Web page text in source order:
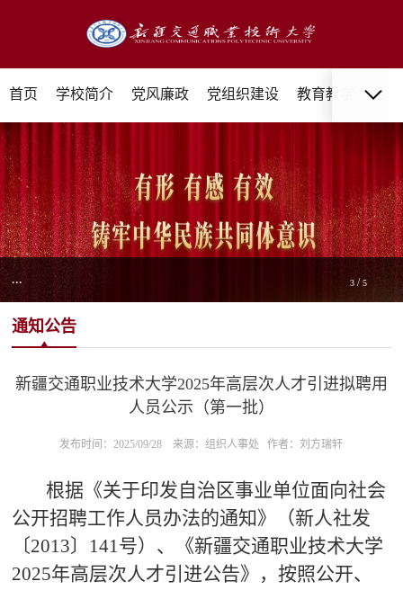
首页 学校简介 党风廉政 党组织建设 教育教学 招
... 3 /5
通知公告
新疆交通职业技术大学2025年高层次人才引进拟聘用
人员公示（第一批）
发布时间：2025/09/28 来源：组织人事处 作者：刘方瑞轩
根据《关于印发自治区事业单位面向社会
公开招聘工作人员办法的通知》（新人社发
〔2013〕141号）、《新疆交通职业技术大学
2025年高层次人才引进公告》，按照公开、